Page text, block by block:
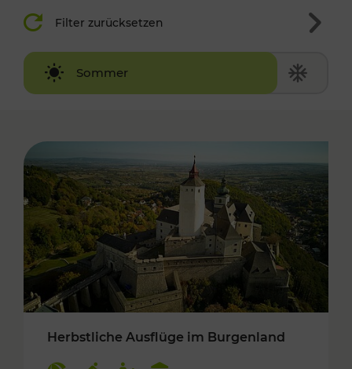
Filter zurücksetzen
Sommer
Winter
Herbstliche Ausflüge im Burgenland